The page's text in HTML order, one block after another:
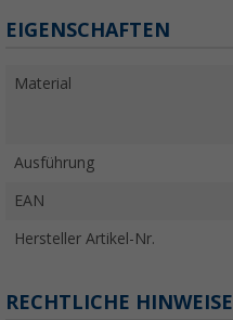
EIGENSCHAFTEN
Material
Ausführung
EAN
Hersteller Artikel-Nr.
RECHTLICHE HINWEISE